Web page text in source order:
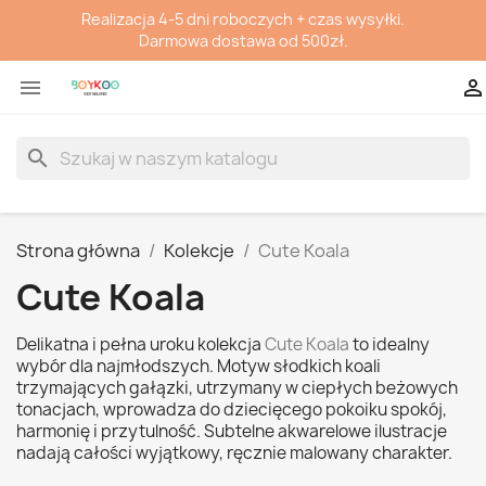
Realizacja 4-5 dni roboczych + czas wysyłki.
Darmowa dostawa od 500zł.
 
search
Strona główna Kolekcje Cute Koala
Cute Koala
Delikatna i pełna uroku kolekcjaCute Koalato idealny
wybór dla najmłodszych. Motyw słodkich koali
trzymających gałązki, utrzymany w ciepłych beżowych
tonacjach, wprowadza do dziecięcego pokoiku spokój,
harmonię i przytulność. Subtelne akwarelowe ilustracje
nadają całości wyjątkowy, ręcznie malowany charakter.